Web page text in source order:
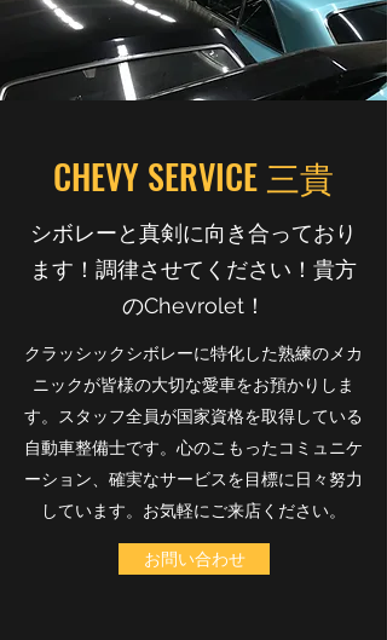
CHEVY SERVICE 三貴
シボレーと真剣に向き合っており
ます！調律させてください！貴方
のChevrolet！
クラッシックシボレーに特化した熟練のメカ
ニックが皆様の大切な愛車をお預かりしま
す。スタッフ全員が国家資格を取得している
自動車整備士です。心のこもったコミュニケ
ーション、確実なサービスを目標に日々努力
しています。お気軽にご来店ください。
お問い合わせ